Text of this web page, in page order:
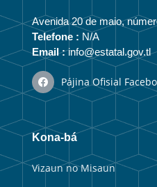
Avenida 20 de maio,
Telefone : N/A
Email :info@estatal.gov.tl
Pájina Ofisial
Kona-bá
Vizaun no Misaun